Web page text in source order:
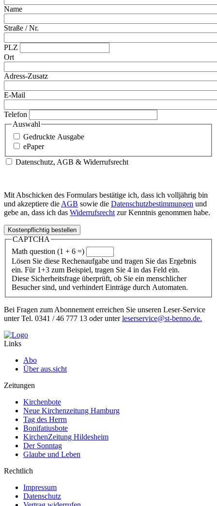
Name
Straße / Nr.
PLZ
Ort
Adress-Zusatz
E-Mail
Telefon
Auswahl
Gedruckte Ausgabe
ePaper
Datenschutz, AGB & Widerrufsrecht
Mit Abschicken des Formulars bestätige ich, dass ich volljährig bin
und akzeptiere die AGB sowie die Datenschutzbestimmungen und
gebe an, dass ich das Widerrufsrecht zur Kenntnis genommen habe.
CAPTCHA
Math question (1 + 6 =)
Lösen Sie diese Rechenaufgabe und tragen Sie das Ergebnis
ein. Für 1+3 zum Beispiel, tragen Sie 4 in das Feld ein.
Diese Sicherheitsfrage überprüft, ob Sie ein menschlicher
Besucher sind, und verhindert Einträge durch Automaten.
Bei Fragen zum Abonnement erreichen Sie unseren Leser-Service
unter Tel. 0341 / 46 777 13 oder unterleserservice@st-benno.de.
Links
Abo
Über aus.sicht
Zeitungen
Kirchenbote
Neue Kirchenzeitung Hamburg
Tag des Herrn
Bonifatiusbote
KirchenZeitung Hildesheim
Der Sonntag
Glaube und Leben
Rechtlich
Impressum
Datenschutz